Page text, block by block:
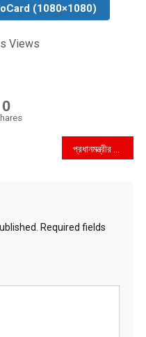
(1080×1080)
Views
0
Required fields